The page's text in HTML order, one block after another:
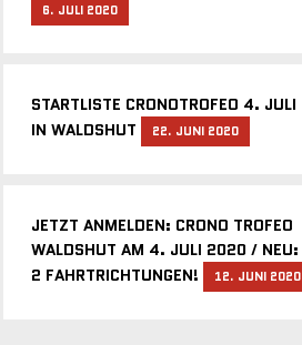
6. JULI 2020
STARTLISTE CRONOTROFEO 4. JULI
IN WALDSHUT
22. JUNI 2020
JETZT ANMELDEN: CRONO TROFEO
WALDSHUT AM 4. JULI 2020 / NEU:
2 FAHRTRICHTUNGEN!
12. JUNI 2020